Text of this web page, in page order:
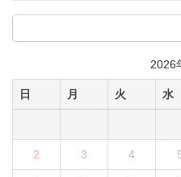
2026
日 月 火 水
2 3 4